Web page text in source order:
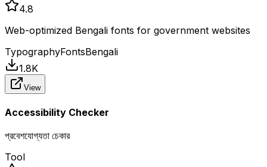
4.8
Web-optimized Bengali fonts for government websites
TypographyFontsBengali
1.8K
View
Accessibility Checker
প্রবেশযোগ্যতা চেকার
Tool